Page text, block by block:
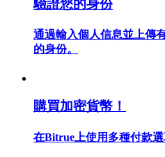
合約功能使用指南
驗證您的身份
通過輸入個人信息並上傳
的身份。
購買加密貨幣！
在Bitrue上使用多種付款選